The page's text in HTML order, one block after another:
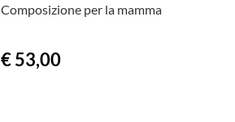
Composizione per la mamma
€ 53,00